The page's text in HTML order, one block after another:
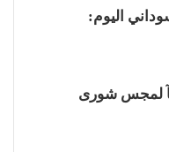
اليوم:
لمجس شورى